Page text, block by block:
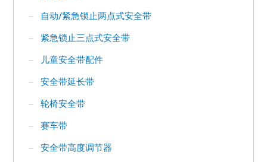
自动/紧急锁止两点式安全带
紧急锁止三点式安全带
儿童安全带配件
安全带延长带
轮椅安全带
赛车带
安全带高度调节器